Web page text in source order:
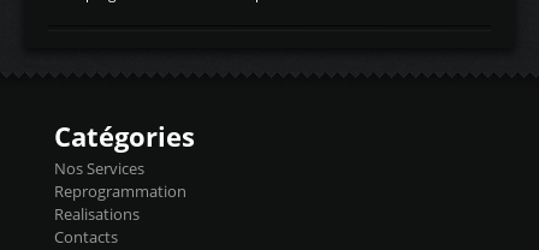
d'admissiontemp ex. pour atmo -30- 80°C
temperaturetemperature ldr moteurtemp
Injecteurs + Flashpro 1370€ TTC Le
précise et performante. Vous pourrez
basculer de la carto sans plomb à Ethanol à
l'aide du flashpro OPTION ECONOMIQUES
Reprog SP 98 sur le calculateur d'origine
450€ TTC Un gain d'environ 10cv et 15nm
Catégories
Nos Services
Reprogrammation
Realisations
Contacts